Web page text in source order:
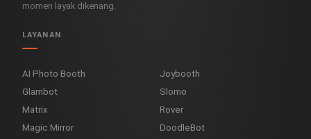
momen layak dikenang.
LAYANAN
AI Photo Booth
Glambot
Matrix
Magic Mirror
Joybooth
Slomo
Rover
DoodleBot